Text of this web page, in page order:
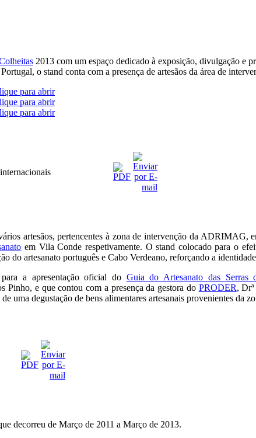
2013 com um espaço dedicado à exposição, divulgação e
o stand conta com a presença de artesãos da área de
para abrir
para abrir
para abrir
artesãos, pertencentes à zona de intervenção da ADRIMAG,
em Vila Conde respetivamente. O stand colocado para o
do artesanato português e Cabo Verdeano, reforçando a
a apresentação oficial do Guia do Artesanato das Serras
Pinho, e que contou com a presença da gestora do PRODER,
uma degustação de bens alimentares artesanais provenientes da
decorreu de Março de 2011 a Março de 2013.